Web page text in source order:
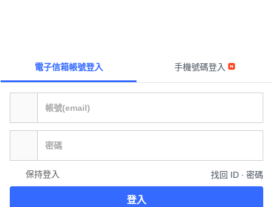
電子信箱帳號登入 手機號碼登入
保持登入 找回 ID ∙ 密碼
登入